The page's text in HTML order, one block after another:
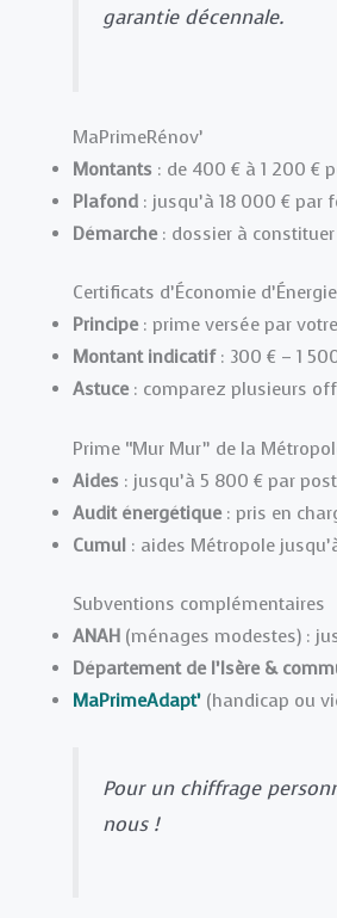
garantie décennale.
MaPrimeRénov’
Montants : de 400 € à 1 200 €
Plafond : jusqu’à 18 000 € par
Démarche: dossier à constituer
Certificats d’Économie d’Énergie
Principe: prime versée par
Montant indicatif: 300 € – 1
Astuce: comparez plusieurs
Prime “Mur Mur” de la
Aides : jusqu’à 5 800 € par
Audit énergétique: pris en
Cumul : aides Métropole
Subventions complémentaires
ANAH (ménages modestes) :
Département de l’Isère &
MaPrimeAdapt’ (handicap ou
Pour un chiffrage
nous !